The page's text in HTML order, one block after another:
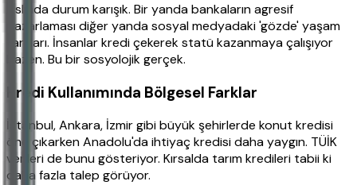
Aslında durum karışık. Bir yanda bankaların agresif
pazarlaması diğer yanda sosyal medyadaki 'gözde' yaşam
tarzları. İnsanlar kredi çekerek statü kazanmaya çalışıyor
bazen. Bu bir sosyolojik gerçek.
Kredi Kullanımında Bölgesel Farklar
İstanbul, Ankara, İzmir gibi büyük şehirlerde konut kredisi
öne çıkarken Anadolu'da ihtiyaç kredisi daha yaygın. TÜİK
verileri de bunu gösteriyor. Kırsalda tarım kredileri tabii ki
daha fazla talep görüyor.